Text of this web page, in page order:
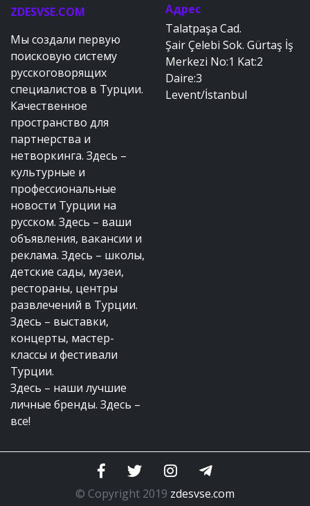
ZDESVSE.COM
Мы создали первую
поисковую систему
русскоговорящих
специалистов в Турции.
Качественное
пространство для
партнерства и
нетворкинга. Здесь –
культурные и
профессиональные
новости Турции на
русском. Здесь – ваши
объявления, вакансии и
реклама. Здесь – школы,
детские сады, музеи,
рестораны, центры
развлечений в Турции.
Здесь – выставки,
концерты, мастер-
классы и фестивали
Турции.
Здесь – наши лучшие
личные бренды. Здесь –
все!
Адрес
Talatpaşa Cad.
Şair Çelebi Sok. Gürtaş İş
Merkezi No:1 Kat:2
Daire:3
Levent/İstanbul
© Copyright 2019 zdesvse.com